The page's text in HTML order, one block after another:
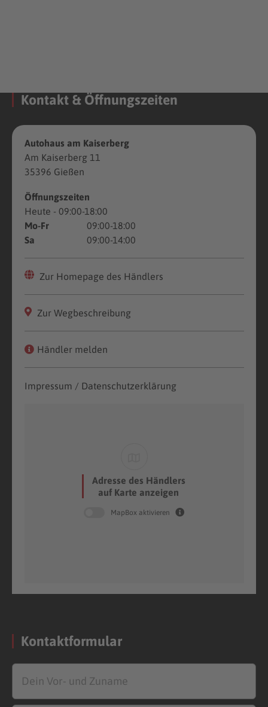
Kontakt & Öffnungszeiten
Autohaus am Kaiserberg
Am Kaiserberg 11
35396 Gießen
Öffnungszeiten
Heute - 09:00-18:00
Mo-Fr
09:00-18:00
Sa
09:00-14:00
Zur Homepage des Händlers
Zur Wegbeschreibung
Händler melden
Impressum / Datenschutzerklärung
Adresse des Händlers
auf Karte anzeigen
MapBox aktivieren
Kontaktformular